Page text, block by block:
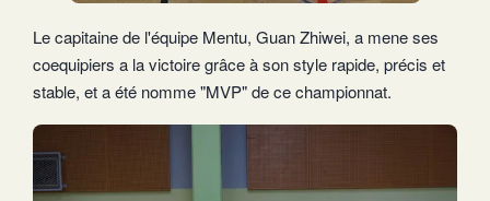
Le capitaine de l'équipe Mentu, Guan Zhiwei, a mene ses
coequipiers a la victoire grâce à son style rapide, précis et
stable, et a été nomme "MVP" de ce championnat.